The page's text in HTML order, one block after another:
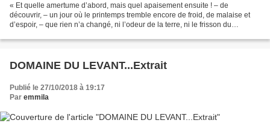
« Et quelle amertume d’abord, mais quel apaisement ensuite ! – de
découvrir, – un jour où le printemps tremble encore de froid, de malaise et
d’espoir, – que rien n’a changé, ni l’odeur de la terre, ni le frisson du
DOMAINE DU LEVANT...Extrait
Publié le 27/10/2018 à 19:17
Par emmila